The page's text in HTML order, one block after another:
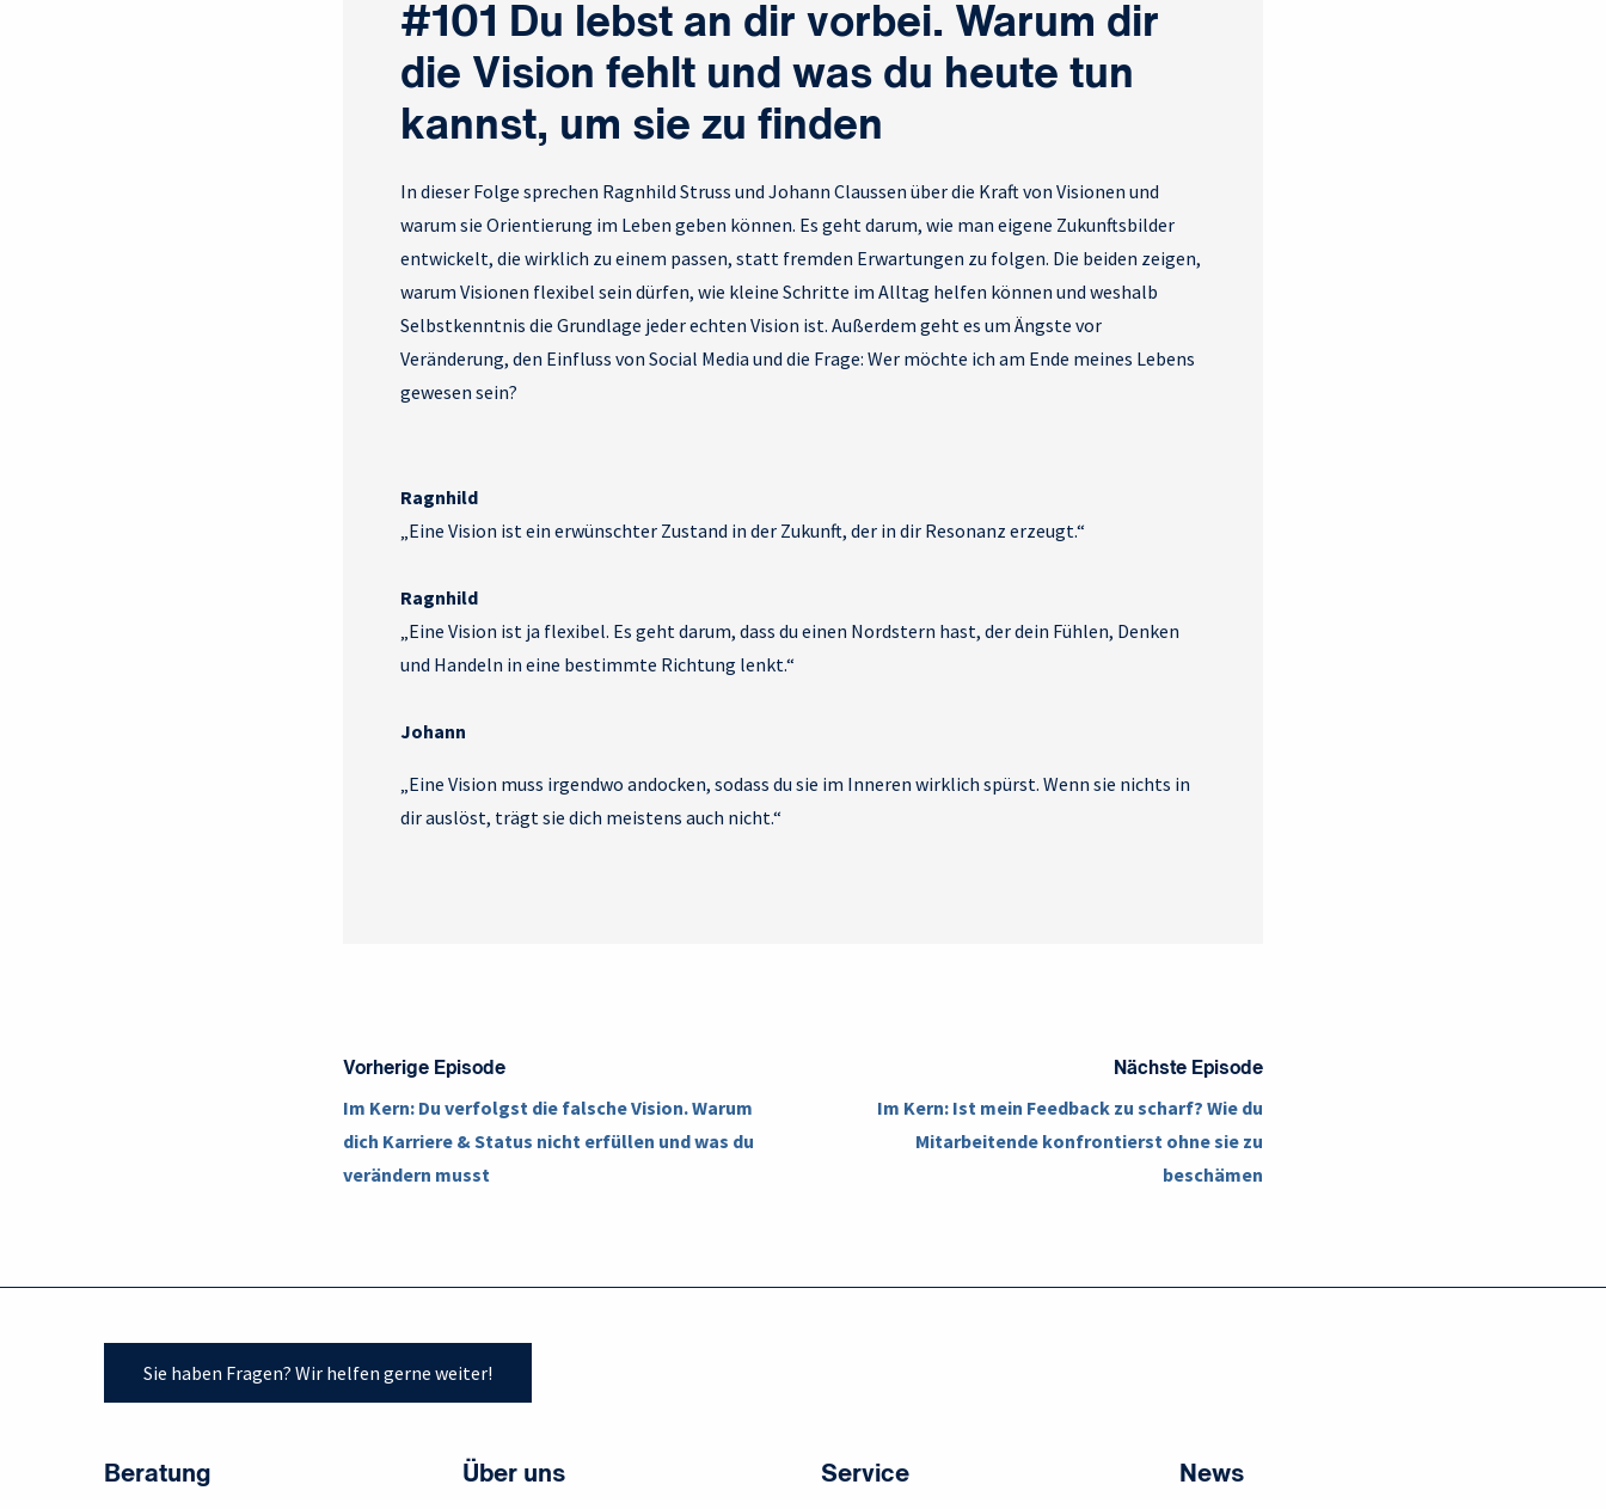
#101 Du lebst an dir vorbei. Warum dir
die Vision fehlt und was du heute tun
kannst, um sie zu finden
In dieser Folge sprechen Ragnhild Struss und Johann Claussen über die Kraft von Visionen und
warum sie Orientierung im Leben geben können. Es geht darum, wie man eigene Zukunftsbilder
entwickelt, die wirklich zu einem passen, statt fremden Erwartungen zu folgen. Die beiden zeigen,
warum Visionen flexibel sein dürfen, wie kleine Schritte im Alltag helfen können und weshalb
Selbstkenntnis die Grundlage jeder echten Vision ist. Außerdem geht es um Ängste vor
Veränderung, den Einfluss von Social Media und die Frage: Wer möchte ich am Ende meines Lebens
gewesen sein?
Ragnhild
„Eine Vision ist ein erwünschter Zustand in der Zukunft, der in dir Resonanz erzeugt.“
Ragnhild
„Eine Vision ist ja flexibel. Es geht darum, dass du einen Nordstern hast, der dein Fühlen, Denken
und Handeln in eine bestimmte Richtung lenkt.“
Johann
„Eine Vision muss irgendwo andocken, sodass du sie im Inneren wirklich spürst. Wenn sie nichts in
dir auslöst, trägt sie dich meistens auch nicht.“
Vorherige Episode
Im Kern: Du verfolgst die falsche Vision. Warum
dich Karriere & Status nicht erfüllen und was du
verändern musst
Nächste Episode
Im Kern: Ist mein Feedback zu scharf? Wie du
Mitarbeitende konfrontierst ohne sie zu
beschämen
Sie haben Fragen? Wir helfen gerne weiter!
Beratung Über uns Service News